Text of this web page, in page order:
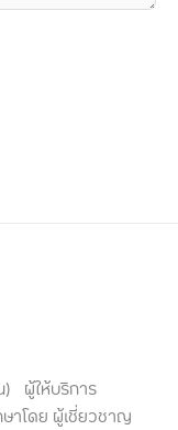
) ผู้ให้บริการ
าโดย ผู้เชี่ยวชาญ